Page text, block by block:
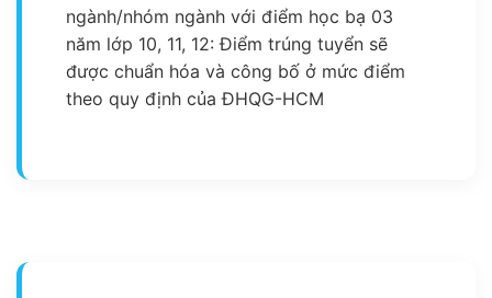
ngành/nhóm ngành với điểm học bạ 03
năm lớp 10, 11, 12: Điểm trúng tuyển sẽ
được chuẩn hóa và công bố ở mức điểm
theo quy định của ĐHQG-HCM